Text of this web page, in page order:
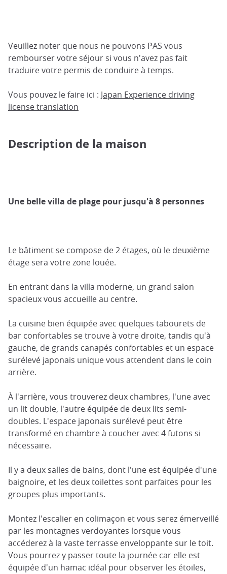
Veuillez noter que nous ne pouvons PAS vous
rembourser votre séjour si vous n'avez pas fait
traduire votre permis de conduire à temps.
Vous pouvez le faire ici : Japan Experience driving
license translation
Description de la maison
Une belle villa de plage pour jusqu'à 8 personnes
Le bâtiment se compose de 2 étages, où le deuxième
étage sera votre zone louée.
En entrant dans la villa moderne, un grand salon
spacieux vous accueille au centre.
La cuisine bien équipée avec quelques tabourets de
bar confortables se trouve à votre droite, tandis qu'à
gauche, de grands canapés confortables et un espace
surélevé japonais unique vous attendent dans le coin
arrière.
À l'arrière, vous trouverez deux chambres, l'une avec
un lit double, l'autre équipée de deux lits semi-
doubles. L'espace japonais surélevé peut être
transformé en chambre à coucher avec 4 futons si
nécessaire.
Il y a deux salles de bains, dont l'une est équipée d'une
baignoire, et les deux toilettes sont parfaites pour les
groupes plus importants.
Montez l'escalier en colimaçon et vous serez émerveillé
par les montagnes verdoyantes lorsque vous
accéderez à la vaste terrasse enveloppante sur le toit.
Vous pourrez y passer toute la journée car elle est
équipée d'un hamac idéal pour observer les étoiles,